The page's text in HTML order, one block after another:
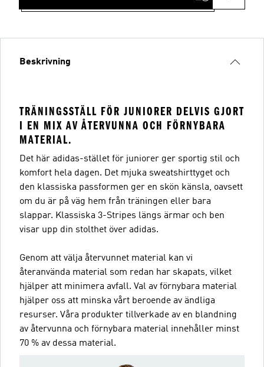
Beskrivning
TRÄNINGSSTÄLL FÖR JUNIORER DELVIS GJORT
I EN MIX AV ÅTERVUNNA OCH FÖRNYBARA
MATERIAL.
Det här adidas-stället för juniorer ger sportig stil och
komfort hela dagen. Det mjuka sweatshirttyget och
den klassiska passformen ger en skön känsla, oavsett
om du är på väg hem från träningen eller bara
slappar. Klassiska 3-Stripes längs ärmar och ben
visar upp din stolthet över adidas.
Genom att välja återvunnet material kan vi
återanvända material som redan har skapats, vilket
hjälper att minimera avfall. Val av förnybara material
hjälper oss att minska vårt beroende av ändliga
resurser. Våra produkter tillverkade av en blandning
av återvunna och förnybara material innehåller minst
70 % av dessa material.